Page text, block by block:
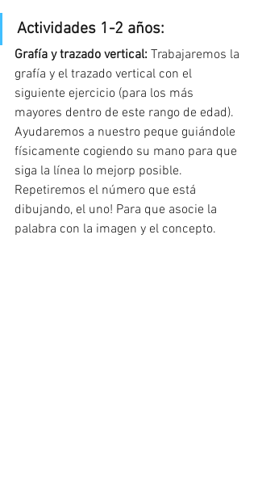
Actividades 1-2 años:
Grafía y trazado vertical: Trabajaremos la
grafía y el trazado vertical con el
siguiente ejercicio (para los más
mayores dentro de este rango de edad).
Ayudaremos a nuestro peque guiándole
físicamente cogiendo su mano para que
siga la línea lo mejorp posible.
Repetiremos el número que está
dibujando, el uno! Para que asocie la
palabra con la imagen y el concepto.